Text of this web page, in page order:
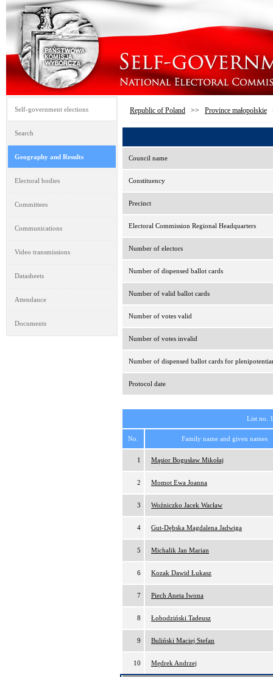
Self-government elections
Search
Geography and Results
Electoral bodies
Committees
Communications
Video transmissions
Datasheets
Attendance
Documents
Republic of Poland >> Province małopolskie
Council name
Constituency
Precinct
Electoral Commission Regional Headquarters
Number of electors
Number of dispensed ballot cards
Number of valid ballot cards
Number of votes valid
Number of votes invalid
Number of dispensed ballot cards for
Protocol date
List no.
No. Family name and given names
1 Mąsior Bogusław Mikołaj
2 Momot Ewa Joanna
3 Woźniczko Jacek Wacław
4 Gut-Dębska Magdalena Jadwiga
5 Michalik Jan Marian
6 Kozak Dawid Łukasz
7 Piech Aneta Iwona
8 Łobodziński Tadeusz
9 Buliński Maciej Stefan
10 Mędrek Andrzej